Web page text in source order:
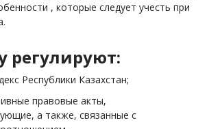
, которые следует учесть при
регулируют:
Республики Казахстан;
правовые акты,
а также, связанные с